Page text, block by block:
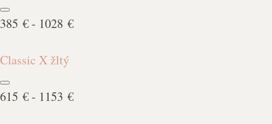
385 € - 1028 €
Classic X žltý
615 € - 1153 €